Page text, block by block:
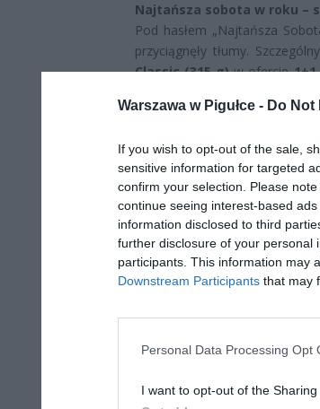
Warszawa w Pigułce - Do
If you wish to opt-out of the sale,
sensitive information for targeted
confirm your selection. Please
continue seeing interest-based
information disclosed to third
further disclosure of your personal
participants. This information may
Downstream Participants that may
Personal Data Processing Opt
I want to opt-out of the
Najtańsza sobota w roku –
Pod hasłem „Najtańsza
przyciągnęły tłumy.
Classic (315 g)w ofercie